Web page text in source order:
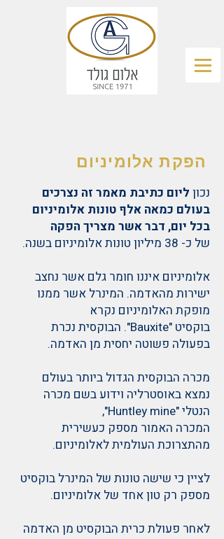
הפקת אלומיניום
נכון ליום כתיבת מאמר זה נצרכים
בעולם כמאה אלף טונות אלומיניום
בכל יום, דבר אשר מצריך הפקה
של כ- 38 מיליון טונות אלומיניום בשנה.
אלומיניום איננו חומר גלם אשר נחצב
ישירות מהאדמה. המינרל אשר ממנו
מופקת האלומיניום נקרא
בוקסיט "Bauxite". הבוקסית נכרת
בפעולה פשוטה יחסית מן האדמה.
מכרה הבוקסית הגדול ביותר בעולם
נמצא באוסטרליה וידוע בשם מכרה
הנטלי "Huntley mine",
המכרה האמור מספק כעשירית
מהתצרוכת העולמית לאלומיניום.
לציין כי שישה טונות של המינרל בוקסיט
מספק רק טון אחד של אלומיניום.
לאחר פעולת כרית הבוקסיט מן האדמה